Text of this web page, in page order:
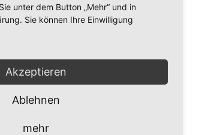
unter dem Button „Mehr“ und in
Sie können Ihre Einwilligung
Akzeptieren
Ablehnen
mehr